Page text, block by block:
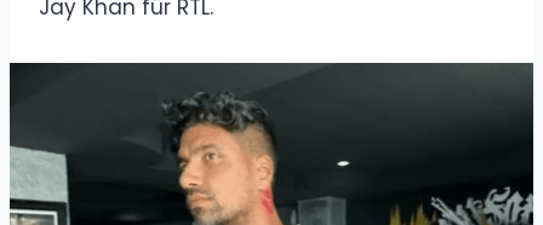
Jay Khan für RTL.